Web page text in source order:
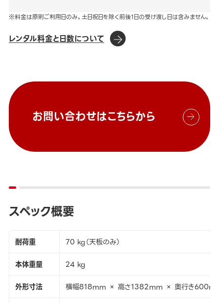
※料金は原則ご利用日のみ。土日祝日を除く前後1日の受け渡し日は含みません。
レンタル料金と日数について
お問い合わせはこちらから
スペック概要
耐荷重
70 kg（天板のみ）
本体重量
24 kg
外形寸法
横幅818mm × 高さ1382mm × 奥行き